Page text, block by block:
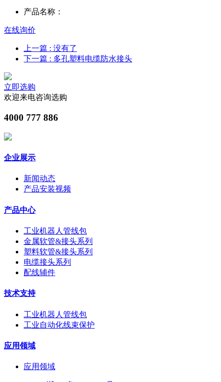
产品名称：
在线询价
上一篇 : 没有了
下一篇 : 多孔塑料电缆防水接头
立即选购
欢迎来电咨询选购
4000 777 886
企业展示
新闻动态
产品安装视频
产品中心
工业机器人管线包
金属软管&接头系列
塑料软管&接头系列
电缆接头系列
配线辅件
技术支持
工业机器人管线包
工业自动化线束保护
应用领域
应用领域